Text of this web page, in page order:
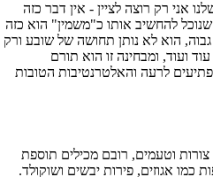
אני רק רוצה לציין - אין דבר כזה
שנוכל להחשיב אותו כ"משמין" הוא כזה
גבוה, הוא לא נותן תחושה של שובע ורק
ועוד, ומבחינה זו הוא תורם
לרעה והאלטרנטיבות הטובות
צורות וטעמים, רובם מכילים תוספת
כמו אגוזים, פירות יבשים ושוקולד.